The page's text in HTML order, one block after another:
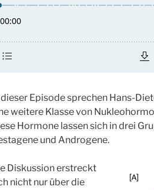
Episode sprechen Hans-
weitere Klasse von
Hormone lassen sich in drei
und Androgene.
Diskussion erstreckt
nicht nur über die